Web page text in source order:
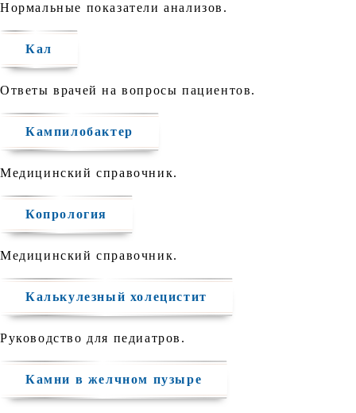
Нормальные показатели анализов.
Кал
Ответы врачей на вопросы пациентов.
Кампилобактер
Медицинский справочник.
Копрология
Медицинский справочник.
Калькулезный холецистит
Руководство для педиатров.
Камни в желчном пузыре